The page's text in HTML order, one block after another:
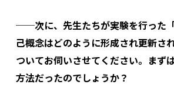
──次に、先生たちが実験を行った
己概念はどのように形成され更新さ
ついてお伺いさせてください。まず
方法だったのでしょうか？